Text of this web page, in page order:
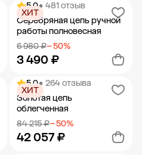
Добавить в корзину
5.0• 481 отзыв
Серебряная цепь ручной
работы полновесная
6 980 ₽− 50%
3 490 ₽
ХИТ
Добавить в корзину
5.0• 264 отзыва
Золотая цепь
облегченная
84 215 ₽− 50%
42 057 ₽
ХИТ